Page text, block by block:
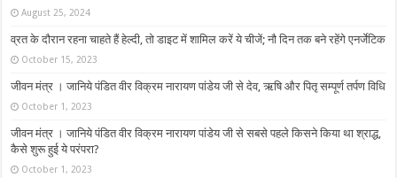
August 25, 2024
व्रत के दौरान रहना चाहते हैं हेल्दी, तो डाइट में शामिल करें ये चीजें; नौ दिन तक बने रहेंगे एनर्जेटिक
October 15, 2023
जीवन मंत्र । जानिये पंडित वीर विक्रम नारायण पांडेय जी से देव, ऋषि और पितृ सम्पूर्ण तर्पण विधि
October 1, 2023
जीवन मंत्र । जानिये पंडित वीर विक्रम नारायण पांडेय जी से सबसे पहले किसने किया था श्राद्ध,
कैसे शुरू हुई ये परंपरा?
October 1, 2023